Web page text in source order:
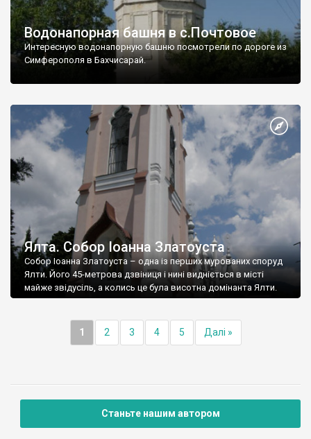
Водонапорная башня в с.Почтовое
Интересную водонапорную башню посмотрели по дороге из
Симферополя в Бахчисарай.
Ялта. Собор Іоанна Златоуста
Собор Іоанна Златоуста – одна із перших мурованих споруд
Ялти. Його 45-метрова дзвіниця і нині видніється в місті
майже звідусіль, а колись це була висотна домінанта Ялти.
1 2 3 4 5 Далі »
Станьте нашим автором